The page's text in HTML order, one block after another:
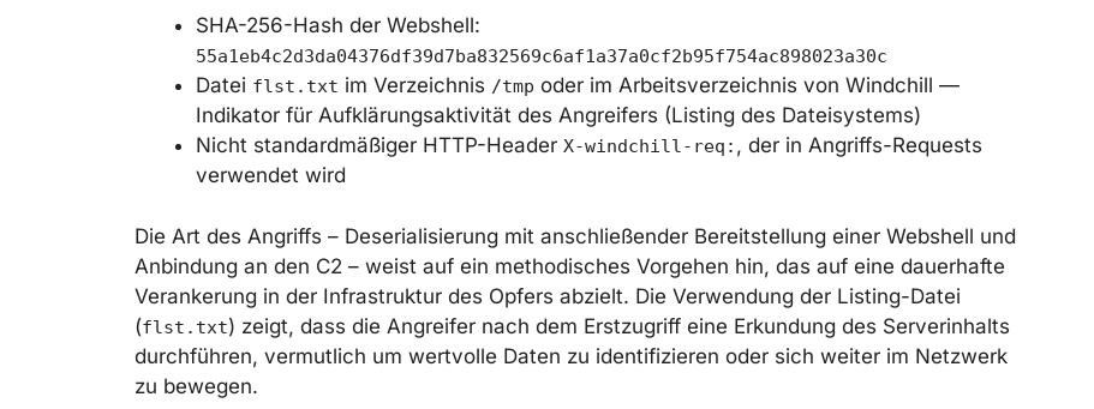
SHA-256-Hash der Webshell:
55a1eb4c2d3da04376df39d7ba832569c6af1a37a0cf2b95f754ac898023a30c
Datei flst.txt im Verzeichnis /tmp oder im Arbeitsverzeichnis von Windchill —
Indikator für Aufklärungsaktivität des Angreifers (Listing des Dateisystems)
Nicht standardmäßiger HTTP-Header X-windchill-req: , der in Angriffs-Requests
verwendet wird
Die Art des Angriffs – Deserialisierung mit anschließender Bereitstellung einer Webshell und
Anbindung an den C2 – weist auf ein methodisches Vorgehen hin, das auf eine dauerhafte
Verankerung in der Infrastruktur des Opfers abzielt. Die Verwendung der Listing-Datei
(flst.txt) zeigt, dass die Angreifer nach dem Erstzugriff eine Erkundung des Serverinhalts
durchführen, vermutlich um wertvolle Daten zu identifizieren oder sich weiter im Netzwerk
zu bewegen.